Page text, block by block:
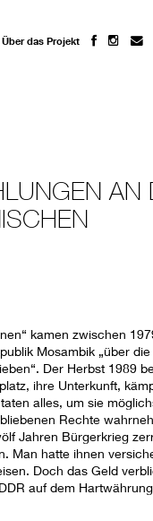
Über das Projekt
AN
kamen zwischen
Mosambik „über
Der Herbst 1989
ihre Unterkunft,
alles, um sie
Rechte
Jahren Bürgerkrieg
Man hatte ihnen
Doch das Geld
auf dem